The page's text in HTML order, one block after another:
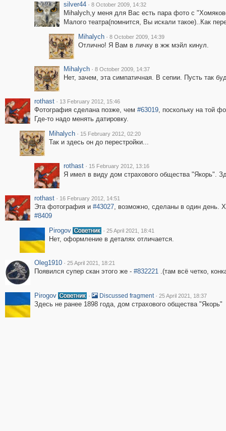
silver44 · 8 October 2009, 14:32
Mihalych,у меня для Вас есть пара фото с
Малого театра(помнится, Вы искали такое)..Как
Mihalych · 8 October 2009, 14:39
Отлично! Я Вам в личку в жж мэйл кинул.
Mihalych · 8 October 2009, 14:37
Нет, зачем, эта симпатичная. В сепии. Пусть так
rothast · 13 February 2012, 15:46
Фотография сделана позже, чем #63019, поскольку на той
Где-то надо менять датировку.
Mihalych · 15 February 2012, 02:20
Так и здесь он до перестройки...
rothast · 15 February 2012, 13:16
Я имел в виду дом страхового общества "Якорь".
rothast · 16 February 2012, 14:51
Эта фотография и #43027, возможно, сделаны в один день.
#8409
Pirogov
· 25 April 2021, 18:41
Нет, оформление в деталях отличается.
Oleg1910 · 25 April 2021, 18:21
Появился супер скан этого же - #832221.(там всё четко,
Pirogov · Discussed fragment · 25 April 2021, 18:37
Здесь не ранее 1898 года, дом страхового общества "Якорь"